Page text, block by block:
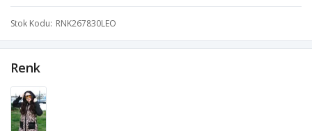
Stok Kodu RNK267830LEO
Renk